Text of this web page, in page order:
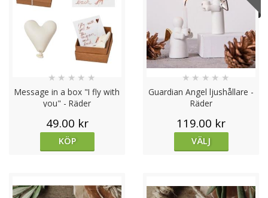
Message in a box "I fly with
you" - Räder
★ ★ ★ ★ ★
49.00 kr
KÖP
Guardian Angel ljushållare -
Räder
★ ★ ★ ★ ★
119.00 kr
VÄLJ